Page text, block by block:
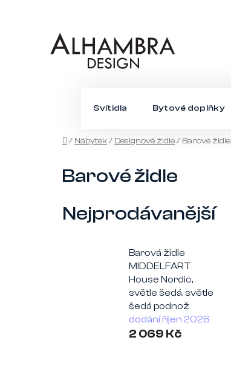
Svítidla Bytové doplňky
Domů
/ Nábytek/ Designové židle/ Barové židle
Barové židle
Nejprodávanější
Barová židle
MIDDELFART
House Nordic,
světle šedá, světle
šedá podnož
dodání říjen 2026
2 069 Kč